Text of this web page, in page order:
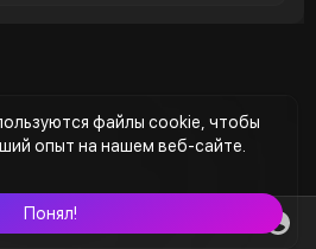
файлы cookie, чтобы
опыт на нашем веб-сайте.
Понял!